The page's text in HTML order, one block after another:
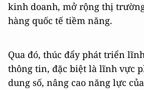
kinh doanh, mở rộng thị
hàng quốc tế tiềm năng.
Qua đó, thúc đẩy phát triển
thông tin, đặc biệt là lĩnh vực
dung số, nâng cao năng lực